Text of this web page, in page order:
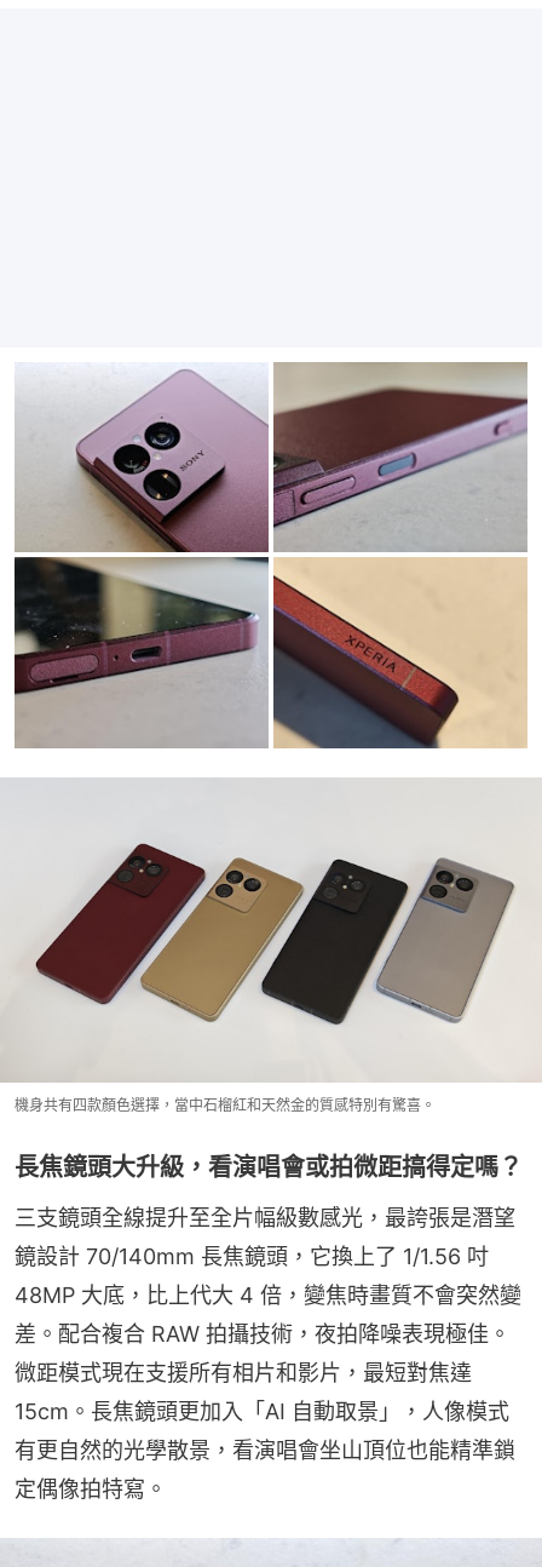
機身共有四款顏色選擇，當中石榴紅和天然金的質感特別有驚喜。
長焦鏡頭大升級，看演唱會或拍微距搞得定嗎？
三支鏡頭全線提升至全片幅級數感光，最誇張是潛望
鏡設計 70/140mm 長焦鏡頭，它換上了 1/1.56 吋
48MP 大底，比上代大 4 倍，變焦時畫質不會突然變
差。配合複合 RAW 拍攝技術，夜拍降噪表現極佳。
微距模式現在支援所有相片和影片，最短對焦達
15cm。長焦鏡頭更加入「AI 自動取景」，人像模式
有更自然的光學散景，看演唱會坐山頂位也能精準鎖
定偶像拍特寫。